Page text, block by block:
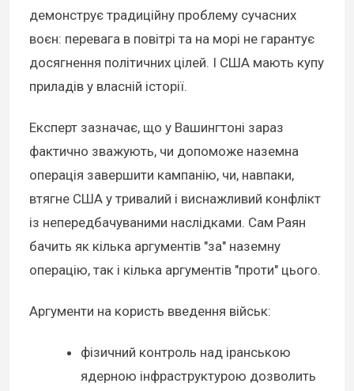
демонструє традиційну проблему сучасних
воєн: перевага в повітрі та на морі не гарантує
досягнення політичних цілей. І США мають купу
приладів у власній історії.
Експерт зазначає, що у Вашингтоні зараз
фактично зважують, чи допоможе наземна
операція завершити кампанію, чи, навпаки,
втягне США у тривалий і виснажливий конфлікт
із непередбачуваними наслідками. Сам Раян
бачить як кілька аргументів "за" наземну
операцію, так і кілька аргументів "проти" цього.
Аргументи на користь введення військ:
фізичний контроль над іранською
ядерною інфраструктурою дозволить